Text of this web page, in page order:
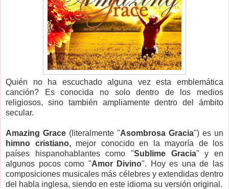
Quién no ha escuchado alguna vez esta emblemática
canción? Es conocida no solo dentro de los medios
religiosos, sino también ampliamente dentro del ámbito
secular.
Amazing Grace (literalmente "Asombrosa Gracia") es un
himno cristiano,mejor conocido en la mayoría de los
países hispanohablantes como "Sublime Gracia" y en
algunos pocos como "Amor Divino". Hoy es una de las
composiciones musicales más célebres y extendidas dentro
del habla inglesa, siendo en este idioma su versión original.